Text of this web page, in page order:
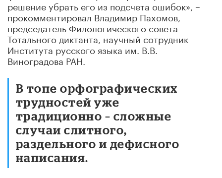
решение убрать его из подсчета ошибок», –
прокомментировал Владимир Пахомов,
председатель Филологического совета
Тотального диктанта, научный сотрудник
Института русского языка им. В.В.
Виноградова РАН.
В топе орфографических
трудностей уже
традиционно – сложные
случаи слитного,
раздельного и дефисного
написания.